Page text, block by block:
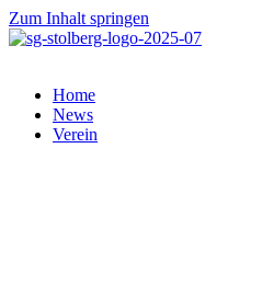
Zum Inhalt springen
Home
News
Verein